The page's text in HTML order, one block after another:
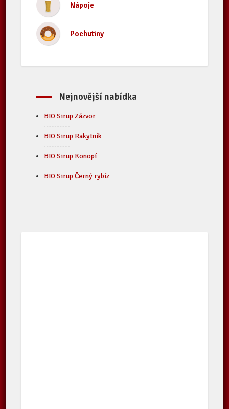
Nápoje
Pochutiny
Nejnovější nabídka
BIO Sirup Zázvor
BIO Sirup Rakytník
BIO Sirup Konopí
BIO Sirup Černý rybíz